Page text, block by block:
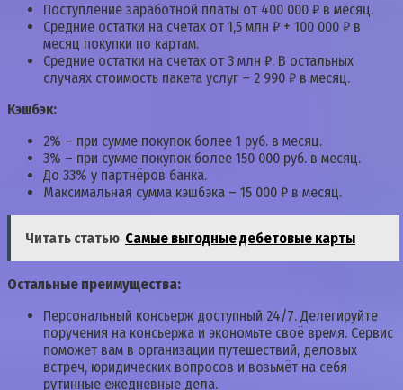
Поступление заработной платы от 400 000 ₽ в месяц.
Средние остатки на счетах от 1,5 млн ₽ + 100 000 ₽ в
месяц покупки по картам.
Средние остатки на счетах от 3 млн ₽. В остальных
случаях стоимость пакета услуг – 2 990 ₽ в месяц.
Кэшбэк:
2% – при сумме покупок более 1 руб. в месяц.
3% – при сумме покупок более 150 000 руб. в месяц.
До 33% у партнёров банка.
Максимальная сумма кэшбэка – 15 000 ₽ в месяц.
Читать статью Самые выгодные дебетовые карты
Остальные преимущества:
Персональный консьерж доступный 24/7. Делегируйте
поручения на консьержа и экономьте своё время. Сервис
поможет вам в организации путешествий, деловых
встреч, юридических вопросов и возьмёт на себя
рутинные ежедневные дела.